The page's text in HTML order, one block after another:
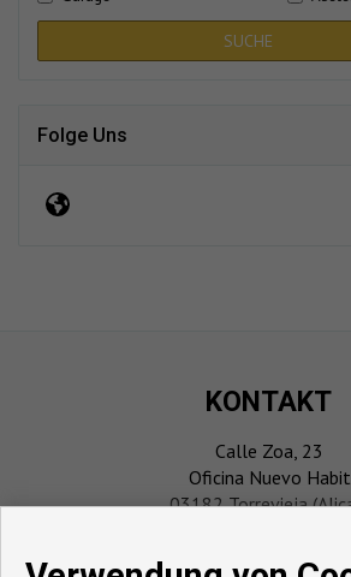
SUCHE
Folge Uns
KONTAKT
Calle Zoa, 23
Oficina Nuevo
03182 Torrevieja